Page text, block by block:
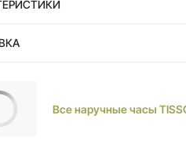
Все наручные часы